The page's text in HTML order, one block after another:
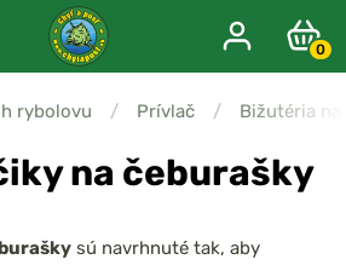
0
rybolovu / Prívlač / Bižutéria na
na čeburašky
sú navrhnuté tak, aby